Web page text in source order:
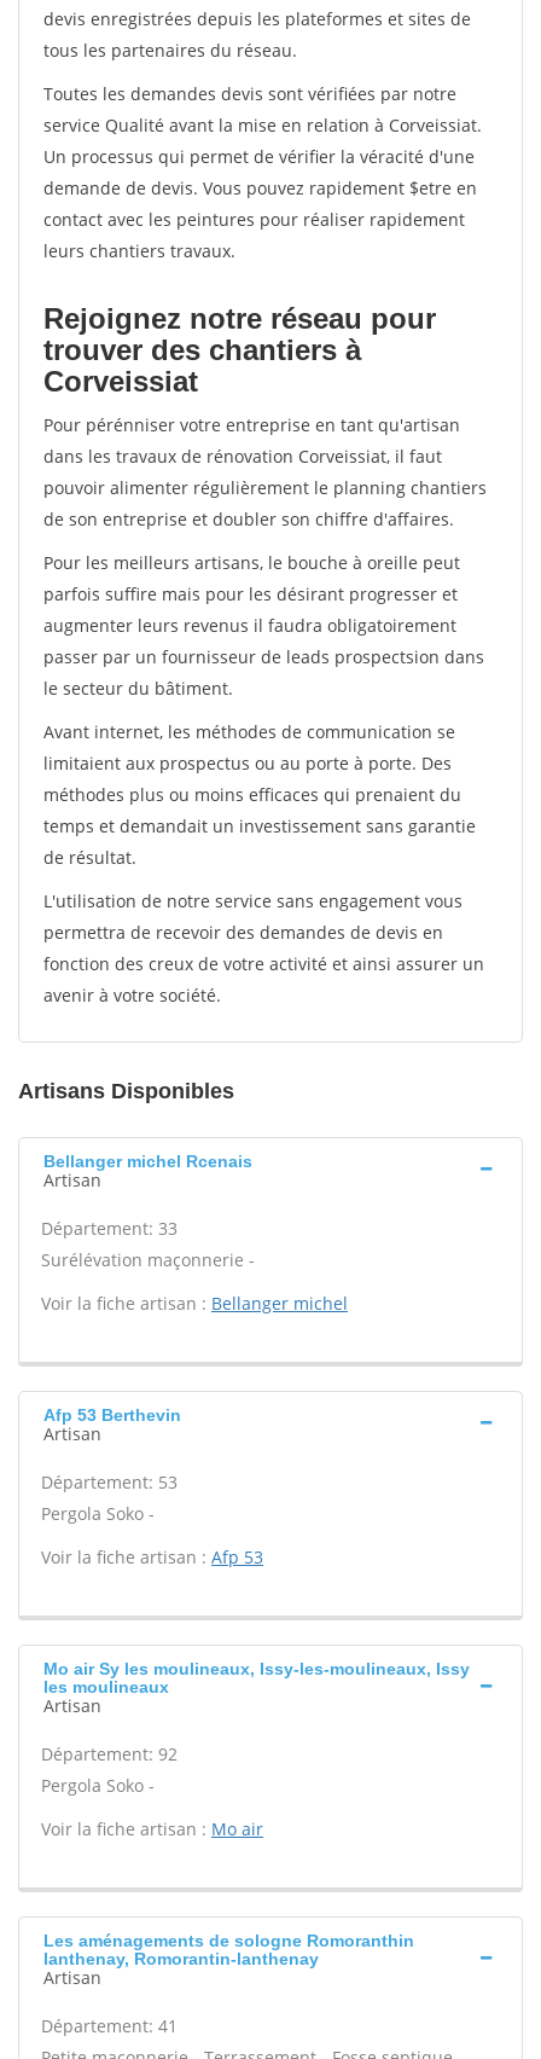
devis enregistrées depuis les plateformes et sites de
tous les partenaires du réseau.
Toutes les demandes devis sont vérifiées par notre
service Qualité avant la mise en relation à Corveissiat.
Un processus qui permet de vérifier la véracité d'une
demande de devis. Vous pouvez rapidement $etre en
contact avec les peintures pour réaliser rapidement
leurs chantiers travaux.
Rejoignez notre réseau pour
trouver des chantiers à
Corveissiat
Pour pérénniser votre entreprise en tant qu'artisan
dans les travaux de rénovation Corveissiat, il faut
pouvoir alimenter régulièrement le planning chantiers
de son entreprise et doubler son chiffre d'affaires.
Pour les meilleurs artisans, le bouche à oreille peut
parfois suffire mais pour les désirant progresser et
augmenter leurs revenus il faudra obligatoirement
passer par un fournisseur de leads prospectsion dans
le secteur du bâtiment.
Avant internet, les méthodes de communication se
limitaient aux prospectus ou au porte à porte. Des
méthodes plus ou moins efficaces qui prenaient du
temps et demandait un investissement sans garantie
de résultat.
L'utilisation de notre service sans engagement vous
permettra de recevoir des demandes de devis en
fonction des creux de votre activité et ainsi assurer un
avenir à votre société.
Artisans Disponibles
Bellanger michel Rcenais
Artisan
Département: 33
Surélévation maçonnerie -
Voir la fiche artisan : Bellanger michel
Afp 53 Berthevin
Artisan
Département: 53
Pergola Soko -
Voir la fiche artisan : Afp 53
Mo air Sy les moulineaux, Issy-les-moulineaux, Issy
les moulineaux
Artisan
Département: 92
Pergola Soko -
Voir la fiche artisan : Mo air
Les aménagements de sologne Romoranthin
lanthenay, Romorantin-lanthenay
Artisan
Département: 41